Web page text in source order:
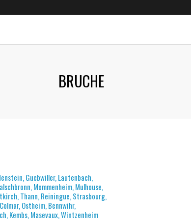
BRUCHE
Guebwiller, Lautenbach,
Mommenheim, Mulhouse,
Thann, Reiningue, Strasbourg,
Ostheim, Bennwihr,
Kembs, Masevaux, Wintzenheim